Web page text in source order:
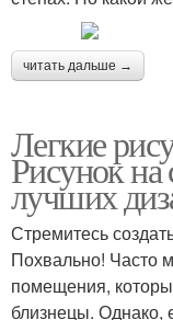
читать дальше →
Легкие
Рисунок на
лучших
Стремитесь
Похвально! Часто
помещения,
близнецы. Однако,